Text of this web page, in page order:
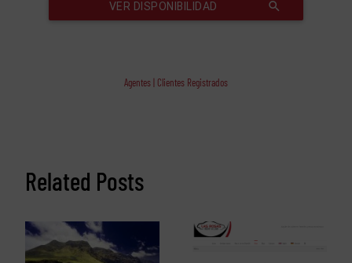
Agentes | Clientes Registrados
Related Posts